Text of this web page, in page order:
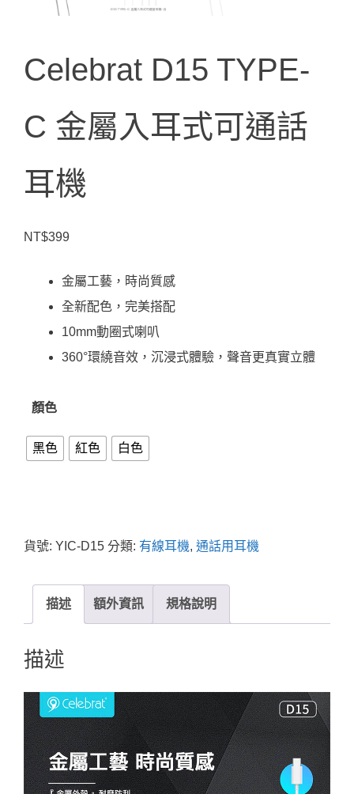
Celebrat D15 TYPE-
C 金屬入耳式可通話
耳機
NT$399
金屬工藝，時尚質感
全新配色，完美搭配
10mm動圈式喇叭
360°環繞音效，沉浸式體驗，聲音更真實立體
顏色
黑色 紅色 白色
貨號: YIC-D15 分類: 有線耳機, 通話用耳機
描述 額外資訊 規格說明
描述